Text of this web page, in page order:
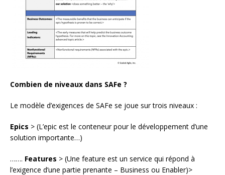
Combien de niveaux dans SAFe ?
Le modèle d’exigences de SAFe se joue sur trois niveaux :
Epics > (L’epic est le conteneur pour le développement d’une
solution importante…)
……. Features > (Une feature est un service qui répond à
l’exigence d’une partie prenante – Business ou Enabler)>